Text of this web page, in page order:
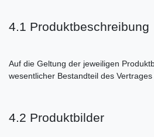
4.1 Produktbeschreibung
Auf die Geltung der jeweiligen
wesentlicher Bestandteil des Vertrages
4.2 Produktbilder